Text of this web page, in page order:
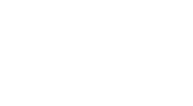
para la 2026/27
ante el Bayer Leverkusen